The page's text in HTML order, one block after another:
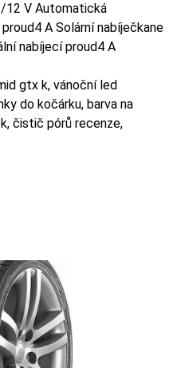
V Automatická
A Solární nabíječkane
nabíjecí proud4 A
gtx k, vánoční led
do kočárku, barva na
čistič pórů recenze,